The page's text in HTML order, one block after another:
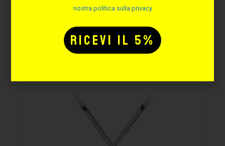
Potrebbe interessarti
anche:
nostra politica sulla privacy